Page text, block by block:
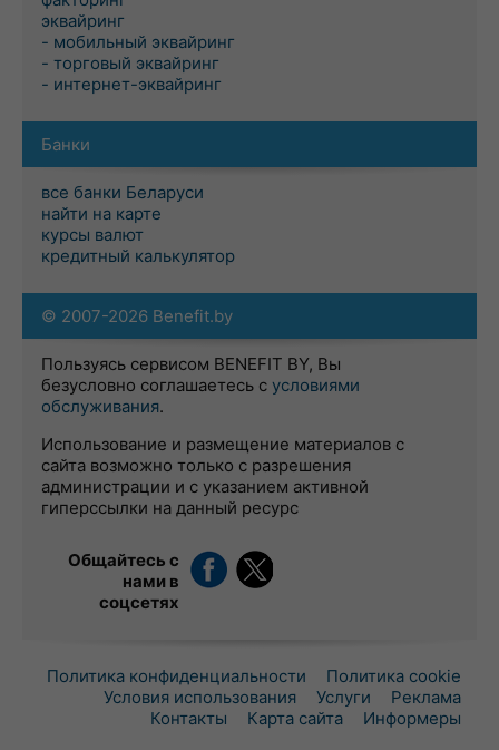
эквайринг
- мобильный эквайринг
- торговый эквайринг
- интернет-эквайринг
Банки
все банки Беларуси
найти на карте
курсы валют
кредитный калькулятор
© 2007-2026 Benefit.by
Пользуясь сервисом BENEFIT BY, Вы
безусловно соглашаетесь с условиями
обслуживания.
Использование и размещение материалов с
сайта возможно только с разрешения
администрации и с указанием активной
гиперссылки на данный ресурс
Общайтесь с
нами в
соцсетях
Политика конфиденциальности
Политика cookie
Условия использования
Услуги
Реклама
Контакты
Карта сайта Информеры